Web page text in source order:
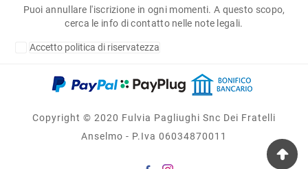
Puoi annullare l'iscrizione in ogni momenti. A questo scopo,
cerca le info di contatto nelle note legali.
Accetto politica di riservatezza
Copyright © 2020 Fulvia Pagliughi Snc Dei Fratelli
Anselmo - P.Iva 06034870011